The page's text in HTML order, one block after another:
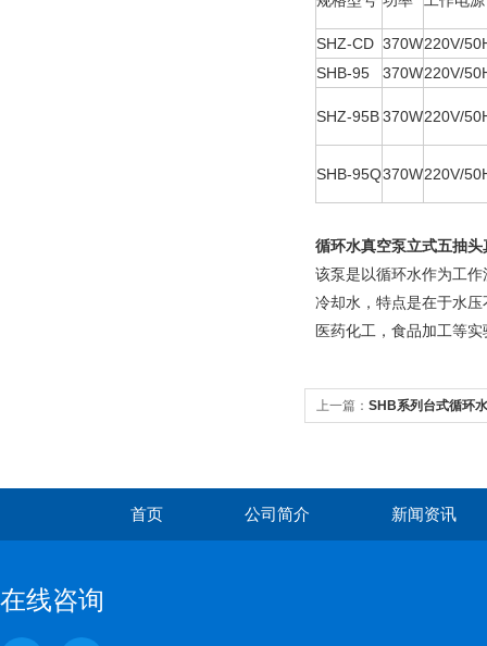
SHZ-CD 370W220V/
SHB-95
370W220V/
SHZ-95B370W220V/
SHB-95Q370W220V/
循环水真空泵立式五抽头
该泵是以循环水作为工
冷却水，特点是在于水
医药化工，食品加工等
上一篇： SHB系列台式循环
首页 公司简介 新闻资讯
在线咨询